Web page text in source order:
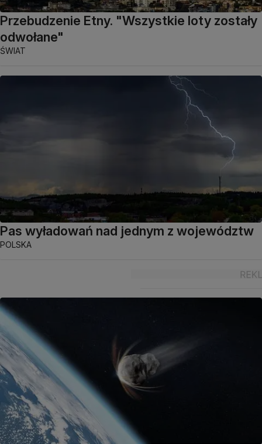
Przebudzenie Etny. "Wszystkie loty zostały
odwołane"
ŚWIAT
Pas wyładowań nad jednym z województw
POLSKA